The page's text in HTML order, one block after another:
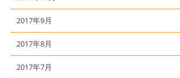
2017年9月
2017年8月
2017年7月